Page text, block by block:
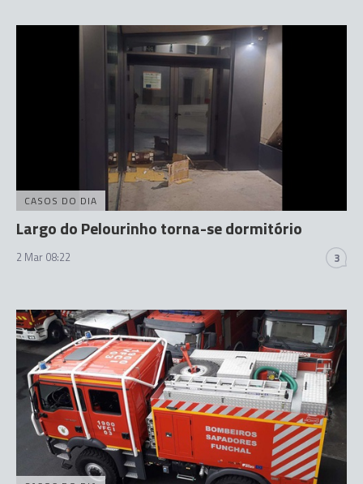
CASOS DO DIA
Largo do Pelourinho torna-se dormitório
2 Mar 08:22 3